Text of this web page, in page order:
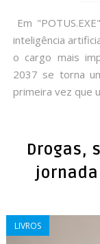
Em
inteligência
o cargo mais
2037 se torna
primeira vez que
Drogas,
LIVROS